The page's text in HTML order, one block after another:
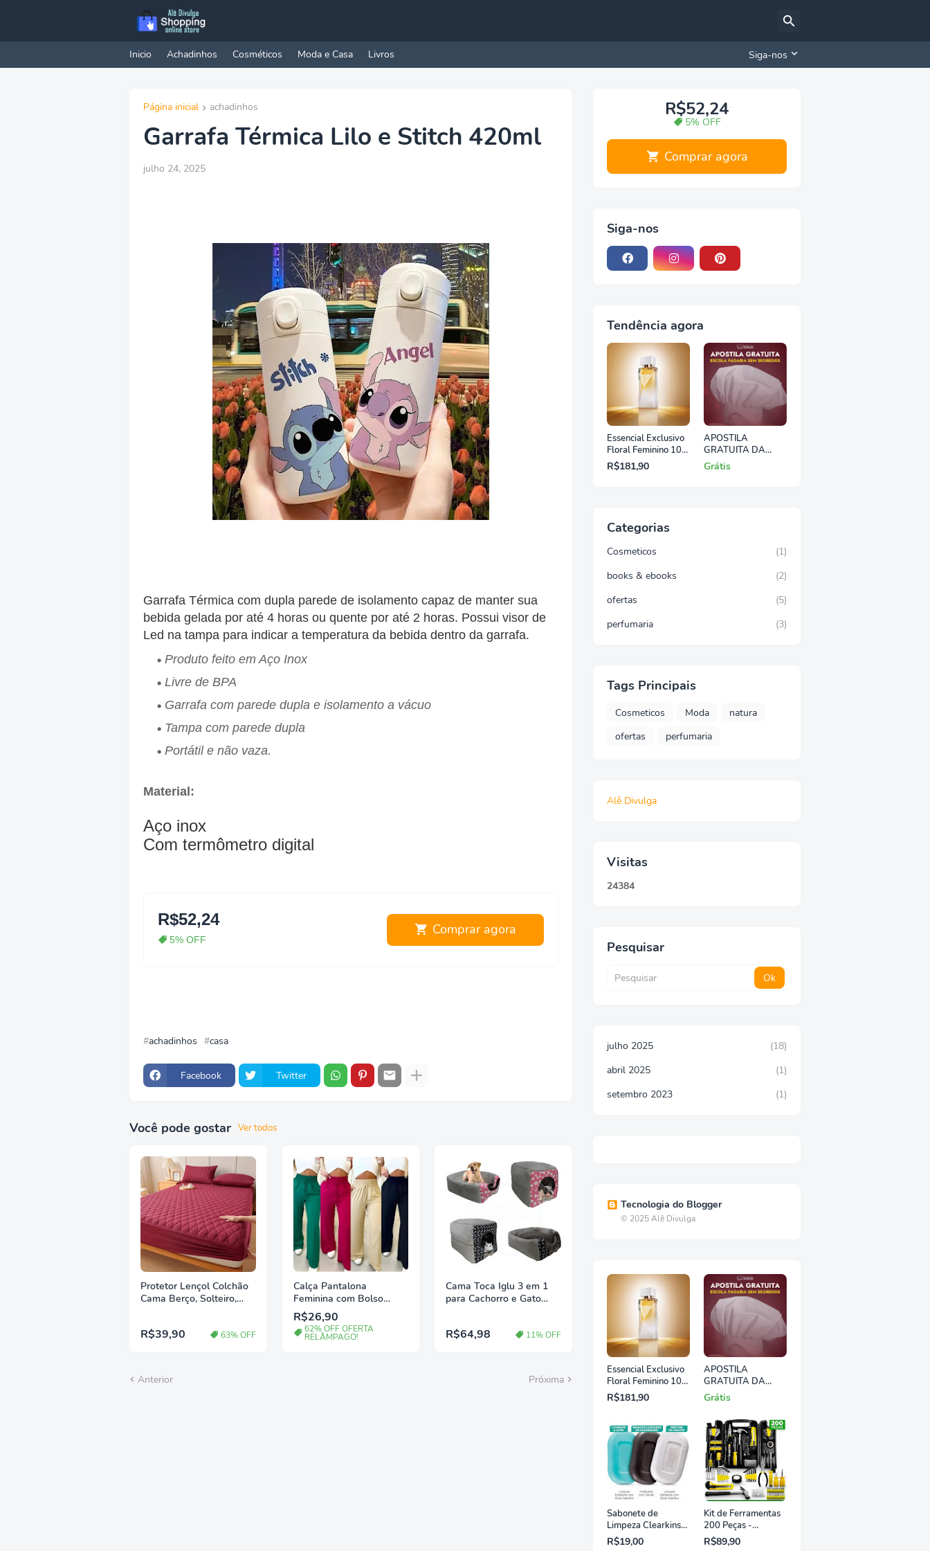
Inicio Achadinhos Cosméticos Moda e Casa Livros Siga-nos
Página inicial achadinhos
Garrafa Térmica Lilo e Stitch 420ml
julho 24, 2025
Garrafa Térmica com dupla parede de isolamento capaz de manter sua
bebida gelada por até 4 horas ou quente por até 2 horas. Possui visor de
Led na tampa para indicar a temperatura da bebida dentro da garrafa.
Produto feito em Aço Inox
Livre de BPA
Garrafa com parede dupla e isolamento a vácuo
Tampa com parede dupla
Portátil e não vaza.
Material:
Aço inox
Com termômetro digital
R$52,24
5% OFF
Comprar agora
achadinhos casa
Facebook Twitter
Você pode gostar Ver todos
Protetor Lençol Colchão
Cama Berço, Solteiro,
com Elástico
R$39,90 63% OFF
Calça Pantalona
Feminina com Bolso
Tecido Duna
R$26,90
62% OFF OFERTA
RELÂMPAGO!
Cama Toca Iglu 3 em 1
para Cachorro e Gato
R$64,98 11% OFF
Anterior Próxima
R$52,24
5% OFF
Comprar agora
Siga-nos
Tendência agora
Essencial Exclusivo
Floral Feminino 100
ml
R$181,90
APOSTILA
GRATUITA DA
ESCOLA PADARIA
SEM SEGREDOS
Grátis
Categorias
Cosmeticos
(1)
books & ebooks
(2)
ofertas
(5)
perfumaria
(3)
Tags Principais
Cosmeticos Moda
natura
ofertas
perfumaria
Alê Divulga
Visitas
24384
Pesquisar
julho 2025
(18)
abril 2025
(1)
setembro 2023
(1)
Tecnologia do Blogger
© 2025 Alê Divulga
Essencial Exclusivo
Floral Feminino 100
ml
R$181,90
APOSTILA
GRATUITA DA
ESCOLA PADARIA
SEM SEGREDOS
Grátis
Sabonete de
Limpeza Clearkins
Avon 70g
R$19,00
Kit de Ferramentas
200 Peças -
Titanium
R$89,90